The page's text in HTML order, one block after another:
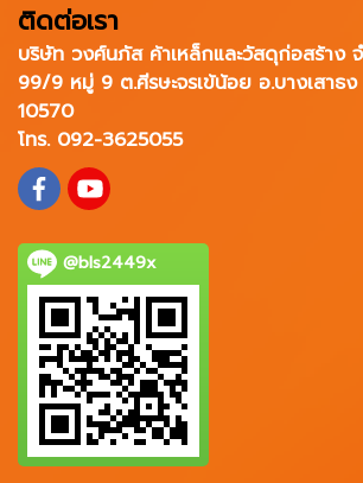
ติดต่อเรา
บริษัท วงศ์นภัส ค้าเหล็กและวัสดุก่อสร้าง
99/9 หมู่ 9 ต.ศีรษะจรเข้น้อย อ.บางเสาธง
10570
โทร. 092-3625055
@bls2449x